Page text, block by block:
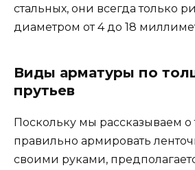
стальных, они всегда только
диаметром от 4 до 18
Виды арматуры по
прутьев
Поскольку мы рассказываем о
правильно армировать
своими руками,